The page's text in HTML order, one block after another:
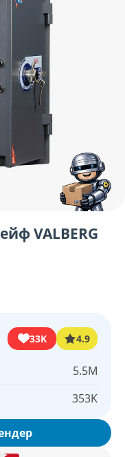
VALBERG
33K 4.9
5.5M
353K